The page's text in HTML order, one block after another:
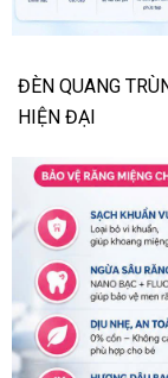
ĐÈN QUANG
HIỆN ĐẠI